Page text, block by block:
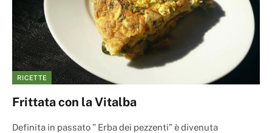
RICETTE
Frittata con la Vitalba
Definita in passato ” Erba dei pezzenti” è divenuta